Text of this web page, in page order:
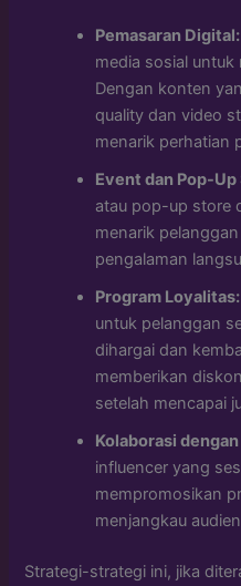
Pemasaran Digital:
media sosial
Dengan konten
quality dan video
menarik perhatian
Event dan Pop-
atau pop-up store
menarik
pengalaman
Program Loyalitas:
untuk pelanggan
dihargai dan
memberikan
setelah mencapai
Kolaborasi
influencer yang
mempromosikan
menjangkau
Strategi-strategi ini, jika